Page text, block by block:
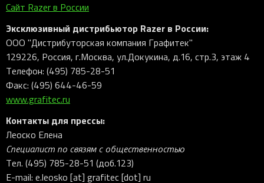
Сайт Razer в России
Эксклюзивный дистрибьютор Razer в России:
ООО "Дистрибуторская компания Графитек"
129226, Россия, г.Москва, ул.Докукина, д.16, стр.3, этаж 4
Телефон: (495) 785-28-51
Факс: (495) 644-46-59
www.grafitec.ru
Контакты для прессы:
Леоско Елена
Специалист по связям с общественностью
Тел. (495) 785-28-51 (доб.123)
E-mail: e.leosko [at] grafitec [dot] ru